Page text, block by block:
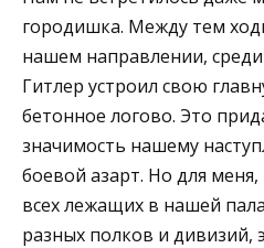
городишка. Между тем
нашем направлении,
Гитлер устроил свою
бетонное логово. Это
значимость нашему
боевой азарт. Но для
всех лежащих в нашей
разных полков и дивизий,